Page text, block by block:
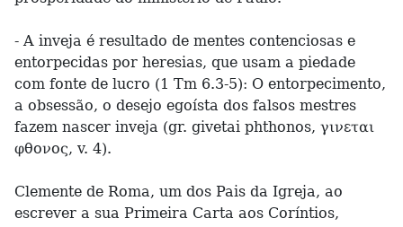
- A inveja é resultado de mentes contenciosas e
entorpecidas por heresias, que usam a piedade
com fonte de lucro (1 Tm 6.3-5): O entorpecimento,
a obsessão, o desejo egoísta dos falsos mestres
fazem nascer inveja (gr. givetai phthonos, γινεται
φθονος, v. 4).
Clemente de Roma, um dos Pais da Igreja, ao
escrever a sua Primeira Carta aos Coríntios,